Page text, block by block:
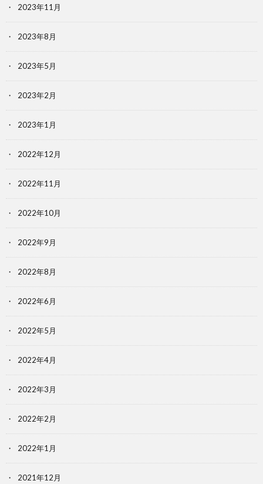
2023年11月
2023年8月
2023年5月
2023年2月
2023年1月
2022年12月
2022年11月
2022年10月
2022年9月
2022年8月
2022年6月
2022年5月
2022年4月
2022年3月
2022年2月
2022年1月
2021年12月